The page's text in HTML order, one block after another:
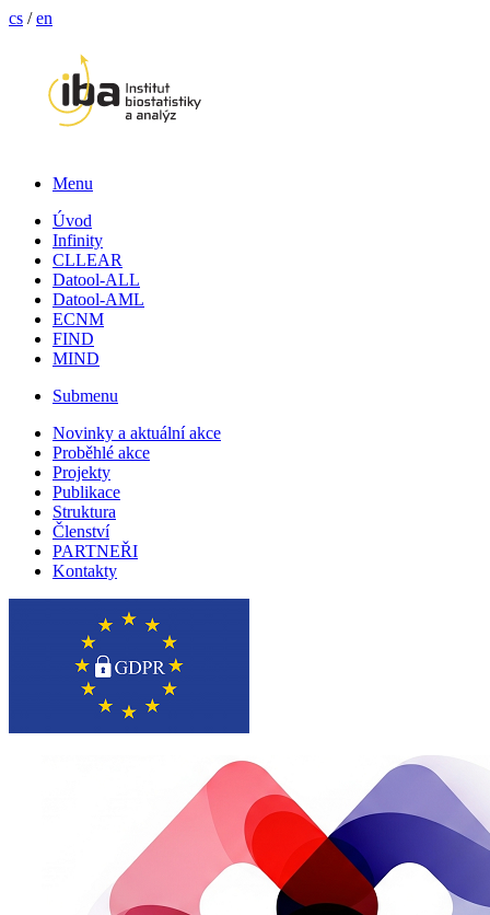
cs /en
Menu
Úvod
Infinity
CLLEAR
Datool-ALL
Datool-AML
ECNM
FIND
MIND
Submenu
Novinky a aktuální akce
Proběhlé akce
Projekty
Publikace
Struktura
Členství
PARTNEŘI
Kontakty